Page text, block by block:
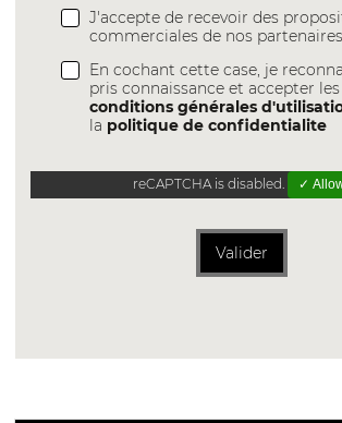
J'accepte de recevoir des
commerciales de nos partenaires
En cochant cette case, je
pris connaissance et accepter les
conditions générales
la politique de confidentialite
reCAPTCHA is disabled. ✓
Valider